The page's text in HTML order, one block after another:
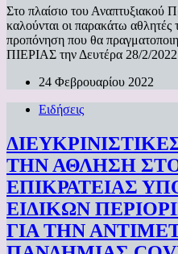
Στο πλαίσιο του Αναπτυξιακού
καλούνται οι παρακάτω
προπόνηση που θα
ΠΙΕΡΙΑΣ την Δευτέρα 28/2/
24 Φεβρουαρίου 2022
Ειδήσεις
ΤΗΝ ΑΘΛΗΣΗ
ΕΠΙΚΡΑΤΕΙΑΣ
ΕΙΔΙΚΩΝ
ΓΙΑ ΤΗΝ